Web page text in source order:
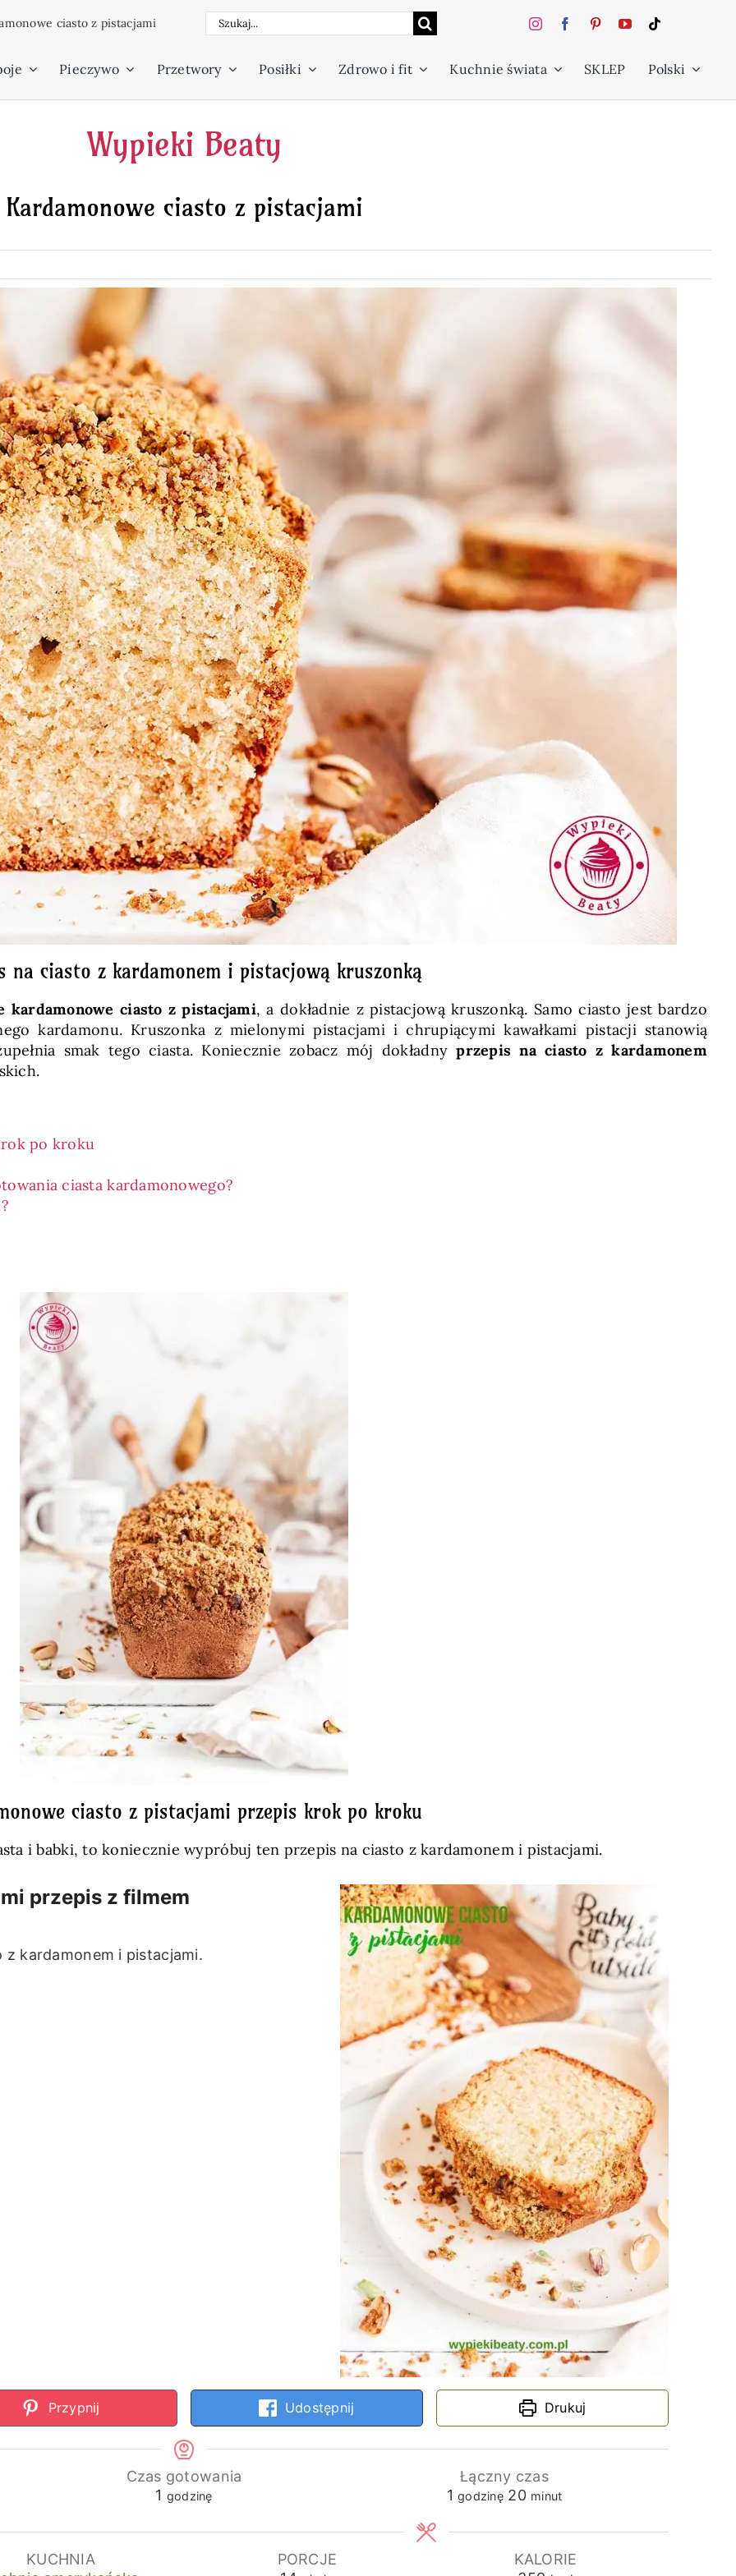
ciasto z pistacjami Szukaj
Pieczywo Przetwory Posiłki Zdrowo i fit Kuchnie świata SKLEP Polski
Wypieki Beaty
Kardamonowe ciasto z pistacjami
na ciasto z kardamonem i pistacjową kruszonką
kardamonowe ciasto z pistacjami, a dokładnie z pistacjową kruszonką. Samo ciasto jest bardzo
kardamonu. Kruszonka z mielonymi pistacjami i chrupiącymi kawałkami pistacji stanowią
smak tego ciasta. Koniecznie zobacz mój dokładnyprzepis na ciasto z kardamonem
po kroku
ciasta kardamonowego?
ciasto z pistacjami przepis krok po kroku
i babki, to koniecznie wypróbuj ten przepis na ciasto z kardamonem i pistacjami.
przepis z filmem
z kardamonem i pistacjami.
Przypnij Udostępnij Drukuj
Czas gotowania
1 godzina
godzinę
Łączny czas
1 godzina
godzinę 20minuty
minut
KUCHNIA
PORCJE
KALORIE